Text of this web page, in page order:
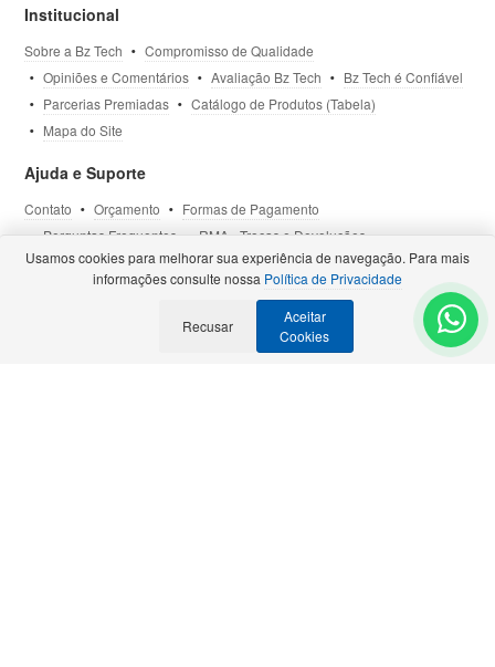
Institucional
Sobre a Bz Tech
Compromisso de Qualidade
Opiniões e Comentários
Avaliação Bz Tech
Bz Tech é Confiável
Parcerias Premiadas
Catálogo de Produtos (Tabela)
Mapa do Site
Ajuda e Suporte
Contato Orçamento
Formas de Pagamento
Perguntas Frequentes
RMA - Trocas e Devoluções
Política de Privacidade
Termos de Uso Site Seguro
Selos e Certificações- Veja todas as Parcerias Premiadas
Usamos cookies para melhorar sua experiência de navegação. Para mais
informações consulte nossa Política de Privacidade
Recusar
Aceitar
Cookies